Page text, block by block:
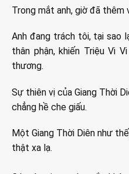
Trong mắt anh, giờ đã thêm
Anh đang trách tôi, tại sao
thân phận, khiến Triệu Vi
thương.
Sự thiên vị của Giang Thời
chẳng hề che giấu.
Một Giang Thời Diên như
thật xa lạ.